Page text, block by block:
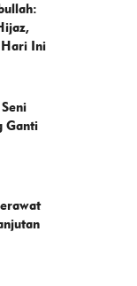
Ini
Ganti